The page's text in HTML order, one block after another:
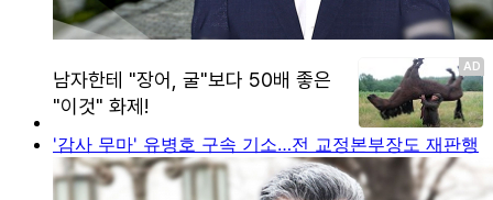
'감사 무마' 유병호 구속 기소…전 교정본부장도 재판행